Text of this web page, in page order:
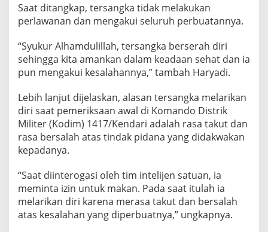
Saat ditangkap, tersangka tidak melakukan
perlawanan dan mengakui seluruh perbuatannya.
“Syukur Alhamdulillah, tersangka berserah diri
sehingga kita amankan dalam keadaan sehat dan ia
pun mengakui kesalahannya,” tambah Haryadi.
Lebih lanjut dijelaskan, alasan tersangka melarikan
diri saat pemeriksaan awal di Komando Distrik
Militer (Kodim) 1417/Kendari adalah rasa takut dan
rasa bersalah atas tindak pidana yang didakwakan
kepadanya.
“Saat diinterogasi oleh tim intelijen satuan, ia
meminta izin untuk makan. Pada saat itulah ia
melarikan diri karena merasa takut dan bersalah
atas kesalahan yang diperbuatnya,” ungkapnya.